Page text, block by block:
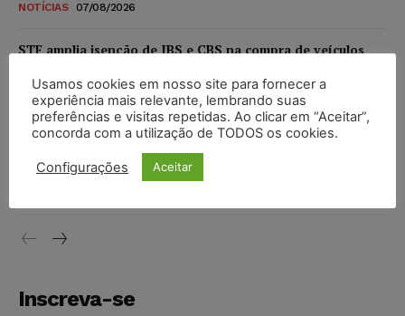
NOTÍCIAS 07/08/2026
STF amplia isenção de IBS e CBS na compra de veículos
níveis
DIREITO TRIBUTÁRIO 07/08/2026
Justiça do Trabalho mantém justa causa de empregado que
vendia canetas emagrecedoras no local de trabalho
Inscreva-se
Usamos cookies em nosso site para fornecer a
experiência mais relevante, lembrando suas
preferências e visitas repetidas. Ao clicar em “Aceitar”,
concorda com a utilização de TODOS os cookies.
Configurações Aceitar